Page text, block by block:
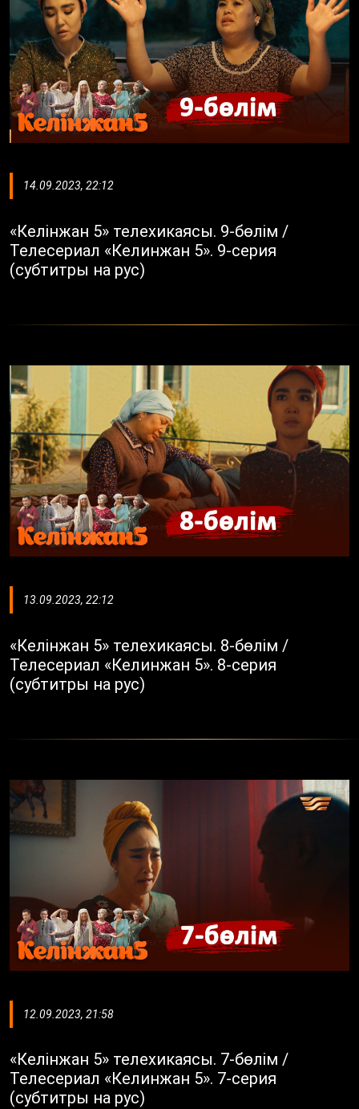
14.09.2023, 22:12
«Келінжан 5» телехикаясы. 9-бөлім /
Телесериал «Келинжан 5». 9-серия
(субтитры на рус)
13.09.2023, 22:12
«Келінжан 5» телехикаясы. 8-бөлім /
Телесериал «Келинжан 5». 8-серия
(субтитры на рус)
12.09.2023, 21:58
«Келінжан 5» телехикаясы. 7-бөлім /
Телесериал «Келинжан 5». 7-серия
(субтитры на рус)